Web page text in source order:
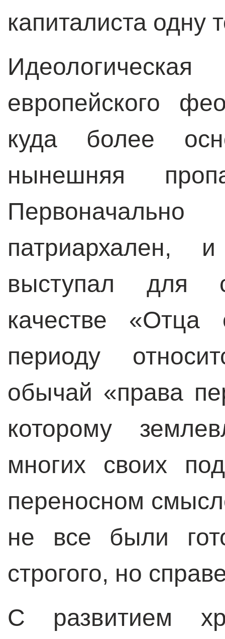
капиталиста одну
европейского
куда более
нынешняя
патриархален,
выступал для
качестве «Отца
периоду
обычай «права
которому
многих своих
переносном
не все были
строгого, но
С развитием